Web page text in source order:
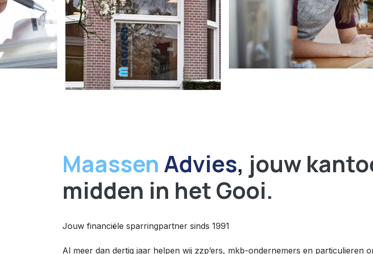
Maassen Advies, jouw
midden in het Gooi.
Jouw financiële sparringpartner sinds 1991
Al meer dan dertig jaar helpen wij zzp’ers, mkb-ondernemers en particulieren